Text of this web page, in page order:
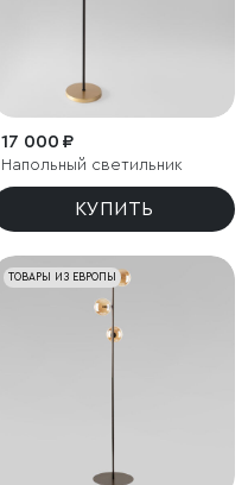
17 000 ₽
Напольный светильник
КУПИТЬ
ТОВАРЫ ИЗ ЕВРОПЫ